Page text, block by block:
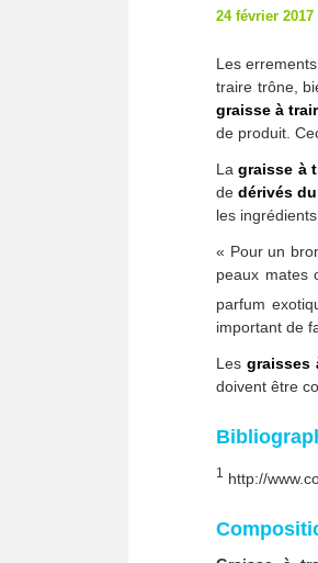
24 février 2017
Les
traire trône,
graisse à
de produit.
Lagraisse à
dedérivés
les
« Pour un
peaux mates
parfum
important de
Lesgraisses
doivent être
1 http://